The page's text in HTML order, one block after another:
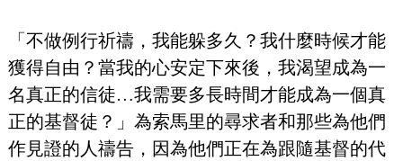
「不做例行祈禱，我能躲多久？我什麼時候才能
獲得自由？當我的心安定下來後，我渴望成為一
名真正的信徒…我需要多長時間才能成為一個真
正的基督徒？」為索馬里的尋求者和那些為他們
作見證的人禱告，因為他們正在為跟隨基督的代